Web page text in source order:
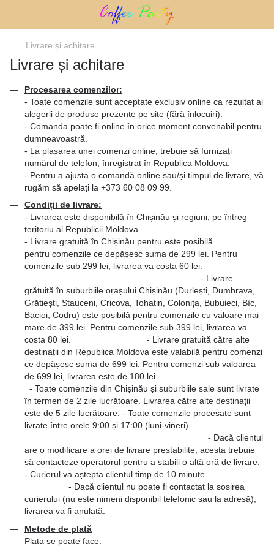
Livrare și achitare
Livrare și achitare
Procesarea comenzilor:
- Toate comenzile sunt acceptate exclusiv online ca rezultat al
alegerii de produse prezente pe site (fără înlocuiri).
- Comanda poate fi online în orice moment convenabil pentru
dumneavoastră.
- La plasarea unei comenzi online, trebuie să furnizați
numărul de telefon, înregistrat în Republica Moldova.
- Pentru a ajusta o comandă online sau/și timpul de livrare, vă
rugăm să apelați la +373 60 08 09 99.
Condiții de livrare:
- Livrarea este disponibilă în Chișinău și regiuni, pe întreg
teritoriu al Republicii Moldova.
- Livrare gratuită în Chișinău pentru este posibilă
pentru comenzile ce depășesc suma de 299 lei. Pentru
comenzile sub 299 lei, livrarea va costa 60 lei.
- Livrare
grătuită în suburbiile orașului Chișinău (Durlești, Dumbrava,
Grătiești, Stauceni, Cricova, Tohatin, Colonița, Bubuieci, Bîc,
Bacioi, Codru) este posibilă pentru comenzile cu valoare mai
mare de 399 lei. Pentru comenzile sub 399 lei, livrarea va
costa 80 lei. - Livrare gratuită către alte
destinații din Republica Moldova este valabilă pentru comenzi
ce depășesc suma de 699 lei. Pentru comenzi sub valoarea
de 699 lei, livrarea este de 180 lei.
- Toate comenzile din Chișinău și suburbiile sale sunt livrate
în termen de 2 zile lucrătoare. Livrarea către alte destinații
este de 5 zile lucrătoare. - Toate comenzile procesate sunt
livrate între orele 9:00 și 17:00 (luni-vineri).
- Dacă clientul
are o modificare a orei de livrare prestabilite, acesta trebuie
să contacteze operatorul pentru a stabili o altă oră de livrare.
- Curierul va aștepta clientul timp de 10 minute.
- Dacă clientul nu poate fi contactat la sosirea
curierului (nu este nimeni disponibil telefonic sau la adresă),
livrarea va fi anulată.
Metode de plată
Plata se poate face: